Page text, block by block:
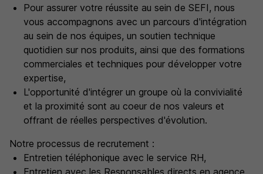
Pour assurer votre réussite au sein de SEFI, nous
vous accompagnons avec un parcours d'intégration
au sein de nos équipes, un soutien technique
quotidien sur nos produits, ainsi que des formations
commerciales et techniques pour développer votre
expertise,
L'opportunité d'intégrer un groupe où la convivialité
et la proximité sont au coeur de nos valeurs et
offrant de réelles perspectives d'évolution.
Notre processus de recrutement :
Entretien téléphonique avec le service RH,
Entretien avec les Responsables directs en agence